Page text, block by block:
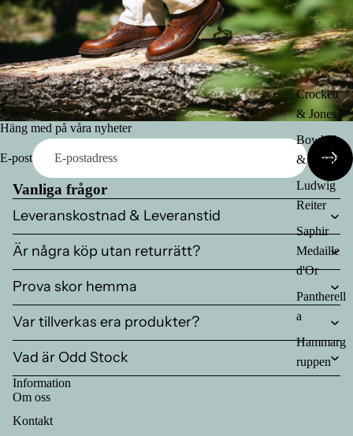
Crockett
& Jones
Bowhill
& Elliott
Ludwig
Reiter
Saphir
Medaille
d'Or
Pantherell
a
Hammarg
ruppen
Häng med på våra nyheter
E-post
Vanliga frågor
Leveranskostnad & Leveranstid
Är några köp utan returrätt?
Prova skor hemma
Var tillverkas era produkter?
Vad är Odd Stock
Information
Om oss
Kontakt